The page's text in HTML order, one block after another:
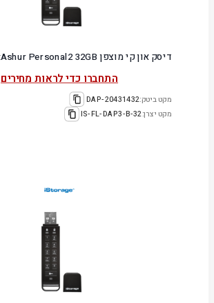
דיסק און קי מוצפן iStorage datAshur Personal2 32GB
התחברו כדי לראות מחירים
מקט ביטק:20431432-DAP
מקט יצרן:IS-FL-DAP3-B-32